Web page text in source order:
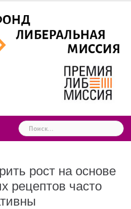
Найти:
рост на основе
рецептов часто